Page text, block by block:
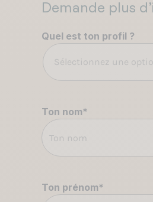
Demande plus
Quel est ton profil ?
Sélectionnez une
Ton nom*
Ton prénom*